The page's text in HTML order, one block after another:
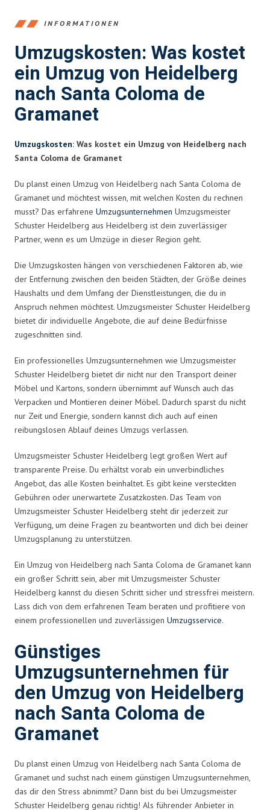
INFORMATIONEN
Umzugskosten: Was kostet
ein Umzug von Heidelberg
nach Santa Coloma de
Gramanet
Umzugskosten: Was kostet ein Umzug von Heidelberg nach
Santa Coloma de Gramanet
Du planst einen Umzug von Heidelberg nach Santa Coloma de
Gramanet und möchtest wissen, mit welchen Kosten du rechnen
musst? Das erfahrene Umzugsunternehmen Umzugsmeister
Schuster Heidelberg aus Heidelberg ist dein zuverlässiger
Partner, wenn es um Umzüge in dieser Region geht.
Die Umzugskosten hängen von verschiedenen Faktoren ab, wie
der Entfernung zwischen den beiden Städten, der Größe deines
Haushalts und dem Umfang der Dienstleistungen, die du in
Anspruch nehmen möchtest. Umzugsmeister Schuster Heidelberg
bietet dir individuelle Angebote, die auf deine Bedürfnisse
zugeschnitten sind.
Ein professionelles Umzugsunternehmen wie Umzugsmeister
Schuster Heidelberg bietet dir nicht nur den Transport deiner
Möbel und Kartons, sondern übernimmt auf Wunsch auch das
Verpacken und Montieren deiner Möbel. Dadurch sparst du nicht
nur Zeit und Energie, sondern kannst dich auch auf einen
reibungslosen Ablauf deines Umzugs verlassen.
Umzugsmeister Schuster Heidelberg legt großen Wert auf
transparente Preise. Du erhältst vorab ein unverbindliches
Angebot, das alle Kosten beinhaltet. Es gibt keine versteckten
Gebühren oder unerwartete Zusatzkosten. Das Team von
Umzugsmeister Schuster Heidelberg steht dir jederzeit zur
Verfügung, um deine Fragen zu beantworten und dich bei deiner
Umzugsplanung zu unterstützen.
Ein Umzug von Heidelberg nach Santa Coloma de Gramanet kann
ein großer Schritt sein, aber mit Umzugsmeister Schuster
Heidelberg kannst du diesen Schritt sicher und stressfrei meistern.
Lass dich von dem erfahrenen Team beraten und profitiere von
einem professionellen und zuverlässigen Umzugsservice.
Günstiges
Umzugsunternehmen für
den Umzug von Heidelberg
nach Santa Coloma de
Gramanet
Du planst einen Umzug von Heidelberg nach Santa Coloma de
Gramanet und suchst nach einem günstigen Umzugsunternehmen,
das dir den Stress abnimmt? Dann bist du bei Umzugsmeister
Schuster Heidelberg genau richtig! Als führender Anbieter in